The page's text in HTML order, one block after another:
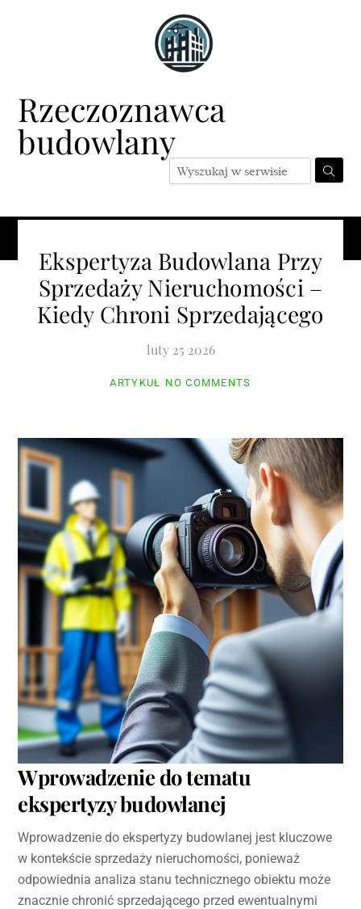
Rzeczoznawca
budowlany
Ekspertyza Budowlana Przy
Sprzedaży Nieruchomości –
Kiedy Chroni Sprzedającego
luty 25 2026
ARTYKUŁ NO COMMENTS
Wprowadzenie do tematu
ekspertyzy budowlanej
Wprowadzenie do ekspertyzy budowlanej jest kluczowe
w kontekście sprzedaży nieruchomości, ponieważ
odpowiednia analiza stanu technicznego obiektu może
znacznie chronić sprzedającego przed ewentualnymi